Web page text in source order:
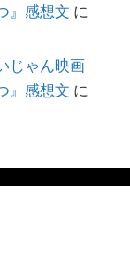
』感想文 に
じゃん映画
』感想文 に